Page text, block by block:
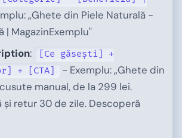
„Ghete din Piele Naturală -
| MagazinExemplu"
:
[Ce găsești] +
+ [CTA]
- Exemplu: „Ghete din
manual, de la 299 lei.
și retur 30 de zile. Descoperă